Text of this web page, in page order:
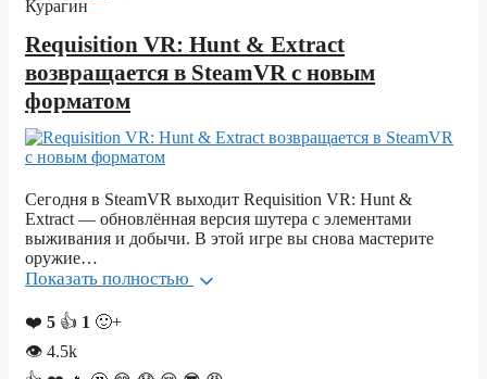
Requisition VR: Hunt & Extract
возвращается в SteamVR с новым
форматом
Сегодня в SteamVR выходит Requisition VR: Hunt &
Extract — обновлённая версия шутера с элементами
выживания и добычи. В этой игре вы снова мастерите
оружие…
Показать полностью
❤️ 5 👍 1 🙂+
👁 4.5k